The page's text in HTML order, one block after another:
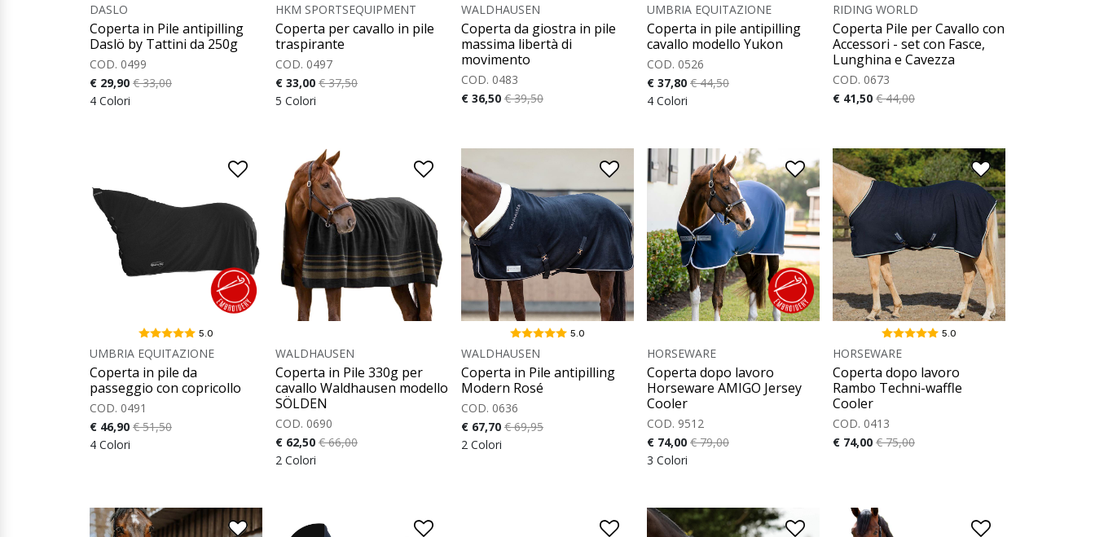
DASLO
Coperta in Pile antipilling
Daslö by Tattini da 250g
COD. 0499
€ 29,90 € 33,00
4 Colori
HKM SPORTSEQUIPMENT
Coperta per cavallo in pile
traspirante
COD. 0497
€ 33,00 € 37,50
5 Colori
WALDHAUSEN
Coperta da giostra in pile
massima libertà di
movimento
COD. 0483
€ 36,50 € 39,50
UMBRIA EQUITAZIONE
Coperta in pile antipilling
cavallo modello Yukon
COD. 0526
€ 37,80 € 44,50
4 Colori
RIDING WORLD
Coperta Pile per Cavallo con
Accessori - set con Fasce,
Lunghina e Cavezza
COD. 0673
€ 41,50 € 44,00
5.0
UMBRIA EQUITAZIONE
Coperta in pile da
passeggio con copricollo
COD. 0491
€ 46,90 € 51,50
4 Colori
WALDHAUSEN
Coperta in Pile 330g per
cavallo Waldhausen modello
SÖLDEN
COD. 0690
€ 62,50 € 66,00
2 Colori
5.0
WALDHAUSEN
Coperta in Pile antipilling
Modern Rosé
COD. 0636
€ 67,70 € 69,95
2 Colori
HORSEWARE
Coperta dopo lavoro
Horseware AMIGO Jersey
Cooler
COD. 9512
€ 74,00 € 79,00
3 Colori
5.0
HORSEWARE
Coperta dopo lavoro
Rambo Techni-waffle
Cooler
COD. 0413
€ 74,00 € 75,00